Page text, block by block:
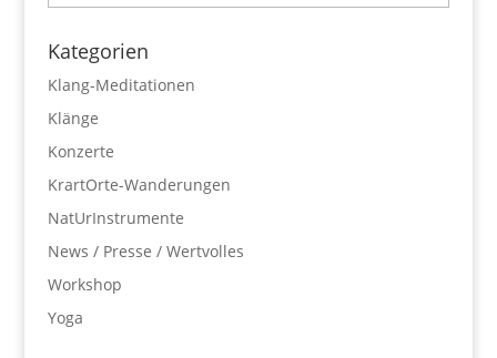
Kategorien
Klang-Meditationen
Klänge
Konzerte
KrartOrte-Wanderungen
NatUrInstrumente
News / Presse / Wertvolles
Workshop
Yoga